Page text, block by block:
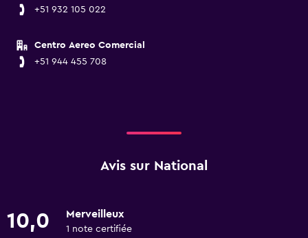
+51 932 105 022
Centro Aereo Comercial
+51 944 455 708
Avis sur National
10,0 Merveilleux
1 note certifiée